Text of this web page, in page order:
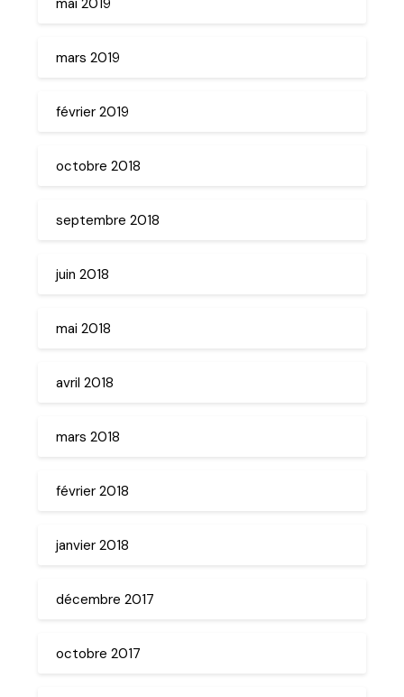
mars 2019
février 2019
octobre 2018
septembre 2018
juin 2018
mai 2018
avril 2018
mars 2018
février 2018
janvier 2018
décembre 2017
octobre 2017